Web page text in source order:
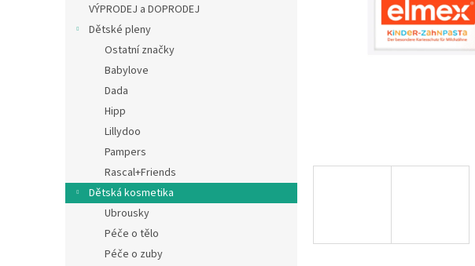
VÝPRODEJ a DOPRODEJ
Dětské pleny
Ostatní značky
Babylove
Dada
Hipp
Lillydoo
Pampers
Rascal+Friends
Dětská kosmetika
Ubrousky
Péče o tělo
Péče o zuby